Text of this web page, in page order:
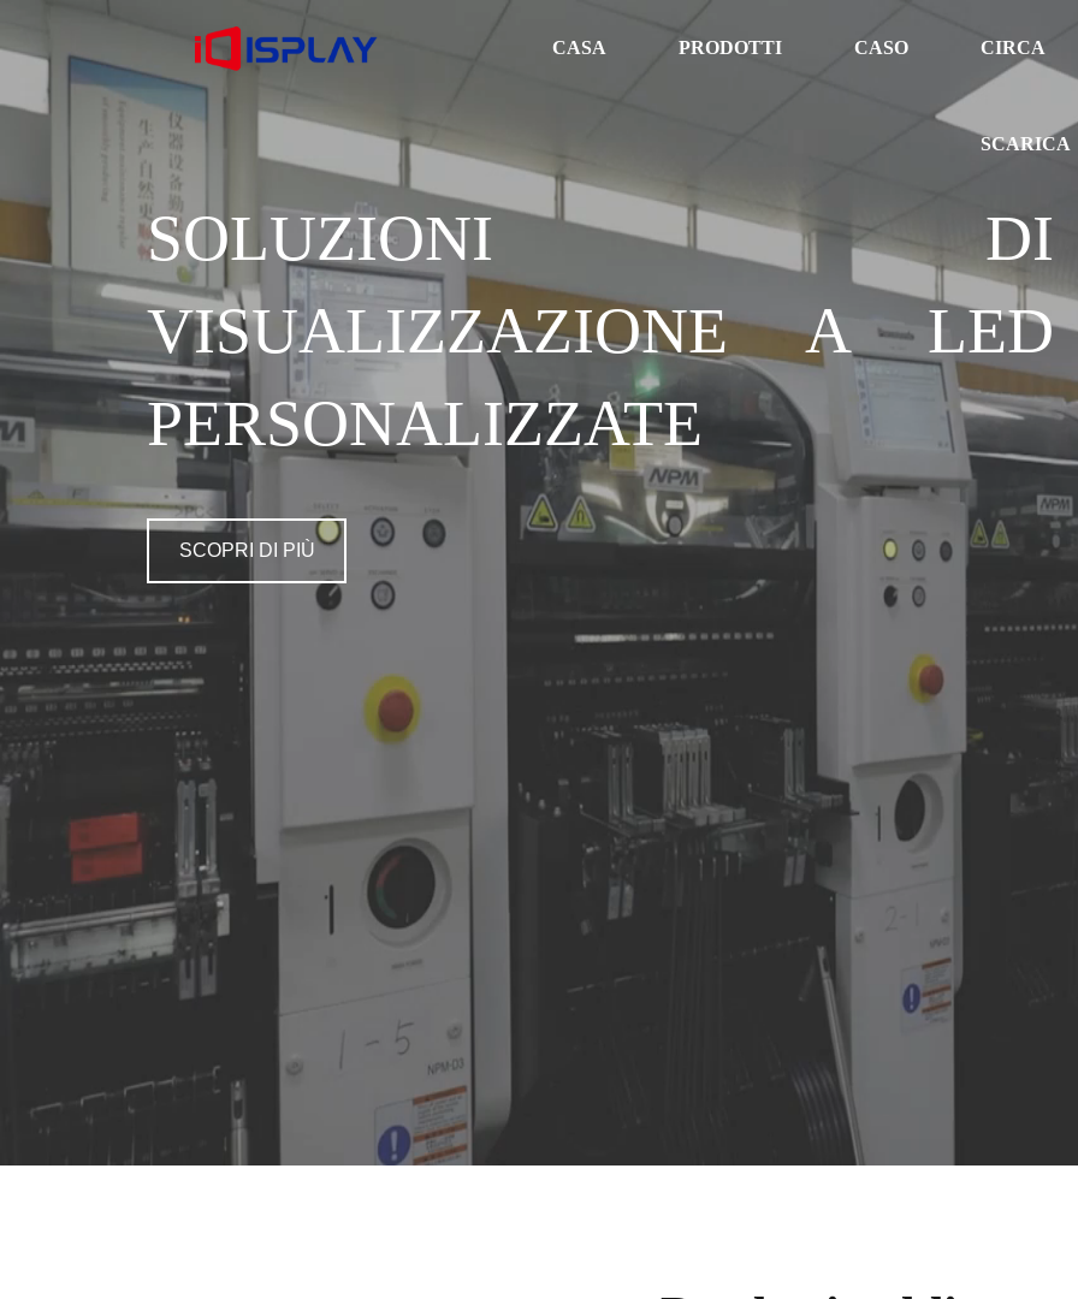
CASA PRODOTTI CASO CIRCA
SCARICA
SOLUZIONI DI
VISUALIZZAZIONE A LED
PERSONALIZZATE
SCOPRI DI PIÙ